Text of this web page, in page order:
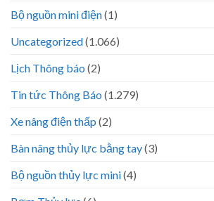
Bộ nguồn mini điện(1)
Uncategorized(1.066)
Lịch Thông báo (2)
Tin tức Thông Báo (1.279)
Xe nâng điện thấp (2)
Bàn nâng thủy lực bằng tay(3)
Bộ nguồn thủy lực mini(4)